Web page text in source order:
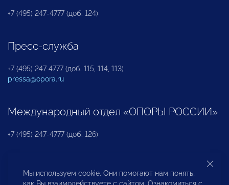
+7 (495) 247-4777 (доб. 124)
Пресс-служба
+7 (495) 247 4777 (доб. 115, 114, 113)
pressa@opora.ru
Международный отдел «ОПОРЫ РОССИИ»
+7 (495) 247-4777 (доб. 126)
Бюро по защите прав предпринимателей и
инвесторов
Мы используем cookie. Они помогают нам понять,
как Вы взаимодействуете с сайтом. Ознакомиться с